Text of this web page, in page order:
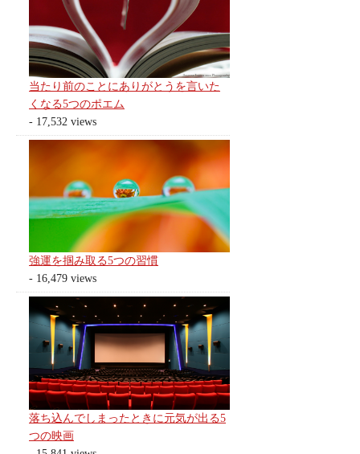
当たり前のことにありがとうを言いた
くなる5つのポエム
- 17,532 views
強運を掴み取る5つの習慣
- 16,479 views
落ち込んでしまったときに元気が出る5
つの映画